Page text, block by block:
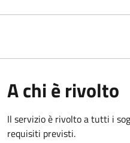
A chi è rivolto
Il servizio è rivolto a tutti i
requisiti previsti.